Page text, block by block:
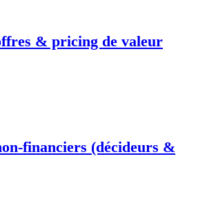
& pricing de valeur
financiers (décideurs &